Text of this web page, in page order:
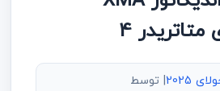
| توسط